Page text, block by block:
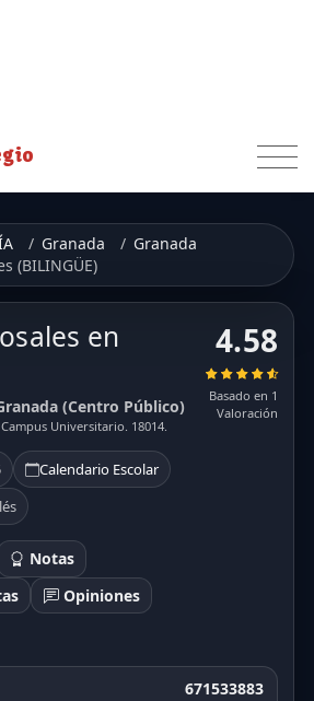
Granada
Granada
(BILINGÜE)
en
(Centro Público)
Universitario. 18014.
Calendario Escolar
Notas
Opiniones
4.58
Basado en 1
Valoración
671533883